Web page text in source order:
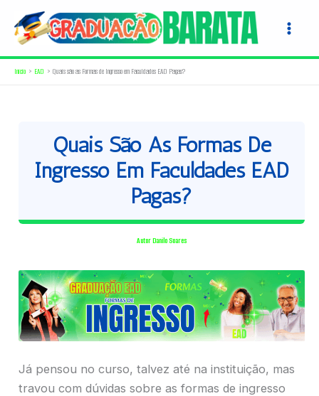
para
conteúdo
Início EAD Quais são as Formas de Ingresso em Faculdades EAD Pagas?
Quais São As Formas De
Ingresso Em Faculdades EAD
Pagas?
AutorDanilo Soares
Já pensou no curso, talvez até na instituição, mas
travou com dúvidas sobre as formas de ingresso